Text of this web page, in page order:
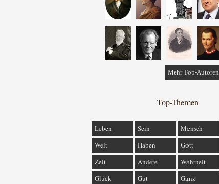
Mehr Top-Autoren
Top-Themen
Leben Sein Mensch
Welt
Haben Gott
Zeit
Andere Wahrheit
Glück
Gut Ganz